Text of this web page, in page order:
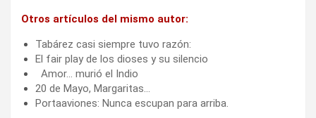
Otros artículos del mismo autor:
Tabárez casi siempre tuvo razón:
El fair play de los dioses y su silencio
Amor… murió el Indio
20 de Mayo, Margaritas…
Portaaviones: Nunca escupan para arriba.